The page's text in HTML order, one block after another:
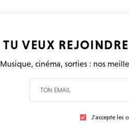
TU VEUX
Musique, cinéma, sorties : nos
J'accepte les